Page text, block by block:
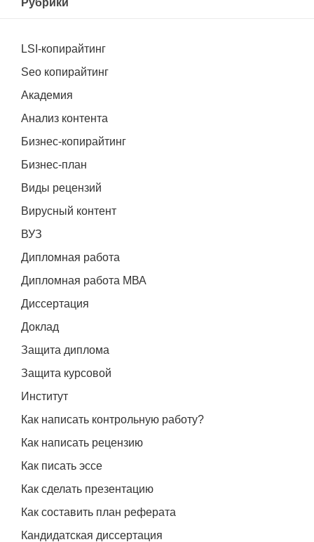
Рубрики
LSI-копирайтинг
Seo копирайтинг
Академия
Анализ контента
Бизнес-копирайтинг
Бизнес-план
Виды рецензий
Вирусный контент
ВУЗ
Дипломная работа
Дипломная работа МВА
Диссертация
Доклад
Защита диплома
Защита курсовой
Институт
Как написать контрольную работу?
Как написать рецензию
Как писать эссе
Как сделать презентацию
Как составить план реферата
Кандидатская диссертация